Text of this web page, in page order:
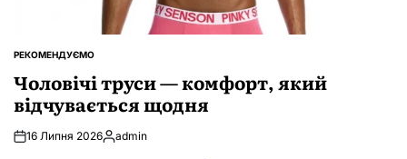
ОПУБЛІКУВАТИ
РЕКОМЕНДУЄМО
Чоловічі труси — комфорт, який
відчувається щодня
16 Липня 2026Опубліковано
admin